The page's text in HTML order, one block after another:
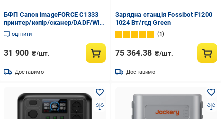
БФП Canon imageFORCE C1333
принтер/копір/сканер/DADF/Wi-
Fi
оцінити
31 900 ₴/шт.
Доставимо
Зарядна станція Fossibot F1200
1024 Вт/год Green
1
75 364.38 ₴/шт.
Доставимо